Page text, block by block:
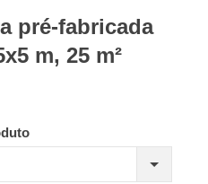
pré-fabricada
m, 25 m²